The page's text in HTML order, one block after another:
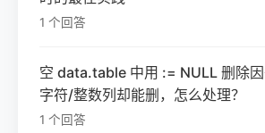
1 个回答
空 data.table 中用 := NULL 删除因
字符/整数列却能删，怎么处理？
1 个回答